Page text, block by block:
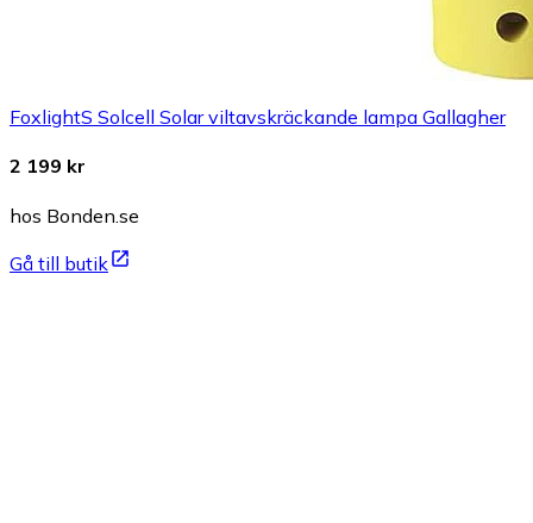
FoxlightS Solcell Solar viltavskräckande lampa Gallagher
2 199 kr
hos Bonden.se
Gå till butik